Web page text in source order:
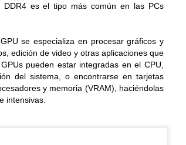
DDR4 es el tipo más común en las PCs
se especializa en procesar gráficos y
edición de video y otras aplicaciones que
pueden estar integradas en el CPU,
del sistema, o encontrarse en tarjetas
y memoria (VRAM), haciéndolas
intensivas.
y
los
Z Fold,
Watch
Fold8 Ultra,
23
Watch Ultra2 y Watch9:
Tu compañero de
salud en la muñeca
Una información más detallada,